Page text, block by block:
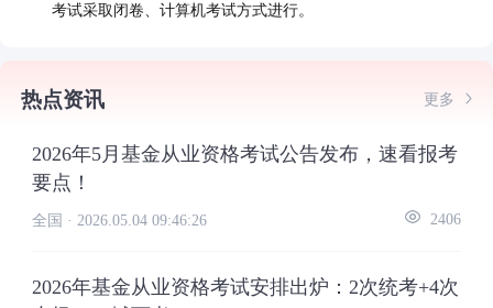
考试采取闭卷、计算机考试方式进行。
热点资讯 更多
2026年5月基金从业资格考试公告发布，速看报考
要点！
全国 · 2026.05.04 09:46:26 2406
2026年基金从业资格考试安排出炉：2次统考+4次